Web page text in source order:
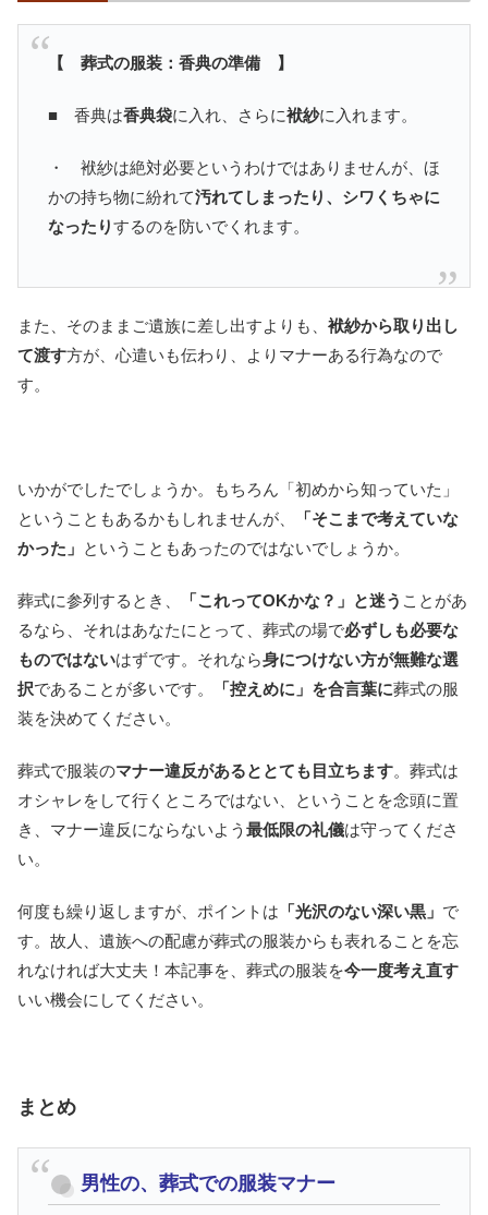
【 葬式の服装：香典の準備 】
■ 香典は香典袋に入れ、さらに袱紗に入れます。
・ 袱紗は絶対必要というわけではありませんが、ほ
かの持ち物に紛れて汚れてしまったり、シワくちゃに
なったりするのを防いでくれます。
また、そのままご遺族に差し出すよりも、 袱紗から取り出し
て渡す方が、心遣いも伝わり、よりマナーある行為なので
す。
いかがでしたでしょうか。もちろん「初めから知っていた」
ということもあるかもしれませんが、
「そこまで考えていな
かった」 ということもあったのではないでしょうか。
葬式に参列するとき、 「これってOKかな？」と迷う ことがあ
るなら、それはあなたにとって、葬式の場で必ずしも必要な
ものではないはずです。それなら身につけない方が無難な選
択であることが多いです。 「控えめに」を合言葉に葬式の服
装を決めてください。
葬式で服装のマナー違反があるととても目立ちます。葬式は
オシャレをして行くところではない、ということを念頭に置
き、マナー違反にならないよう 最低限の礼儀は守ってくださ
い。
何度も繰り返しますが、ポイントは 「光沢のない深い黒」 で
す。故人、遺族への配慮が葬式の服装からも表れることを忘
れなければ大丈夫！本記事を、葬式の服装を今一度考え直す
いい機会にしてください。
まとめ
男性の、葬式での服装マナー